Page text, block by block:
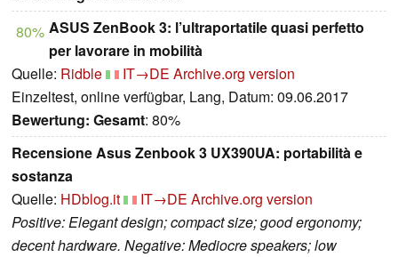
80% ASUS ZenBook 3: l’ultraportatile quasi perfetto
per lavorare in mobilità
Quelle: Ridble IT→DE Archive.org version
Einzeltest, online verfügbar, Lang, Datum: 09.06.2017
Bewertung: Gesamt: 80%
Recensione Asus Zenbook 3 UX390UA: portabilità e
sostanza
Quelle: HDblog.it IT→DE Archive.org version
Positive: Elegant design; compact size; good ergonomy;
decent hardware. Negative: Mediocre speakers; low